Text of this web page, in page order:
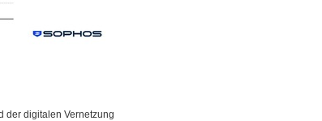
der digitalen Vernetzung